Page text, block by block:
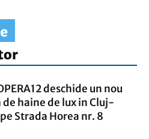
deschide un nou
haine de lux in Cluj-
Strada Horea nr. 8